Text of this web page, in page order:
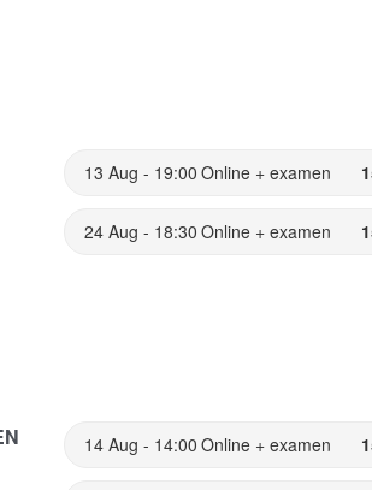
13 Aug - 19:00 Online + examen
24 Aug - 18:30 Online + examen
14 Aug - 14:00 Online + examen